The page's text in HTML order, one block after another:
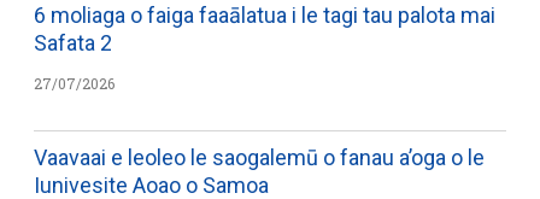
6 moliaga o faiga faaālatua i le tagi tau palota mai
Safata 2
27/07/2026
Vaavaai e leoleo le saogalemū o fanau a’oga o le
Iunivesite Aoao o Samoa